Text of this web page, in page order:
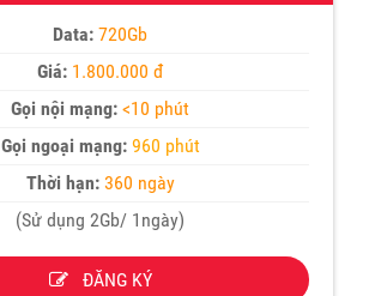
Data: 720Gb
Giá: 1.800.000 đ
Gọi nội mạng: <10 phút
Gọi ngoại mạng: 960 phút
Thời hạn:360 ngày
(Sử dụng 2Gb/ 1ngày)
ĐĂNG KÝ